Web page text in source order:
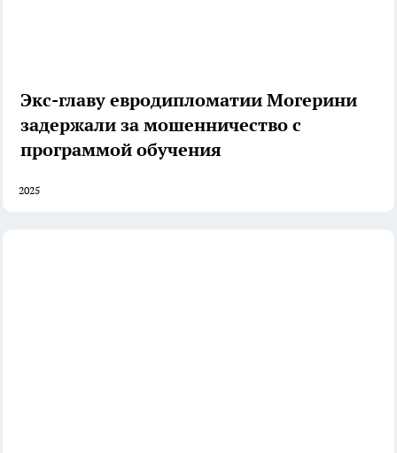
Экс-главу евродипломатии Могерини
задержали за мошенничество с
программой обучения
2025